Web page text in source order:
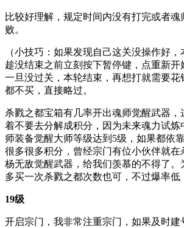
比较好理解，规定时间内没有打完或者魂
败。
（小技巧：如果发现自己这关没操作好，
趁没结束之前立刻按下暂停键，点重新开
一旦没过关，本轮结束，再想打就需要花
都不买，直接略过。
杀戮之都宝箱有几率开出魂师觉醒武器，
着不要去分解成积分，因为未来魂力试炼
师装备觉醒大师等级达到5级，如果都依
很多很多积分，曾经宗门有位小伙伴就在
杨无敌觉醒武器，给我们羡慕的不得了。
多买一次杀戮之都次数也可，不过爆率低
19级
开启宗门，我非常注重宗门，如果及时建